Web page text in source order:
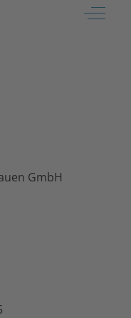
Off-
GmbH